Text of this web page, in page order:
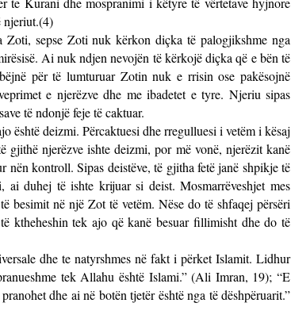
njeriut.(4)
sepse Zoti nuk kërkon diçka të palogjikshme nga
Ai nuk ndjen nevojën të kërkojë diçka që e bën të
për të lumturuar Zotin nuk e rrisin ose pakësojnë
e njerëzve dhe me ibadetet e tyre. Njeriu sipas
të ndonjë feje të caktuar.
është deizmi. Përcaktuesi dhe rregulluesi i vetëm i kësaj
gjithë njerëzve ishte deizmi, por më vonë, njerëzit kanë
nën kontroll. Sipas deistëve, të gjitha fetë janë shpikje të
duhej të ishte krijuar si deist. Mosmarrëveshjet mes
besimit në një Zot të vetëm. Nëse do të shfaqej përsëri
ktheheshin tek ajo që kanë besuar fillimisht dhe do të
dhe te natyrshmes në fakt i përket Islamit. Lidhur
tek Allahu është Islami.” (Ali Imran, 19); “E
dhe ai në botën tjetër është nga të dëshpëruarit.”